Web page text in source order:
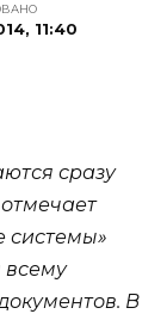
11:40
сразу
системы»
всему
В